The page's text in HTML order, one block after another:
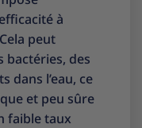
à
peut
des
dans l’eau, ce
et peu sûre
faible taux